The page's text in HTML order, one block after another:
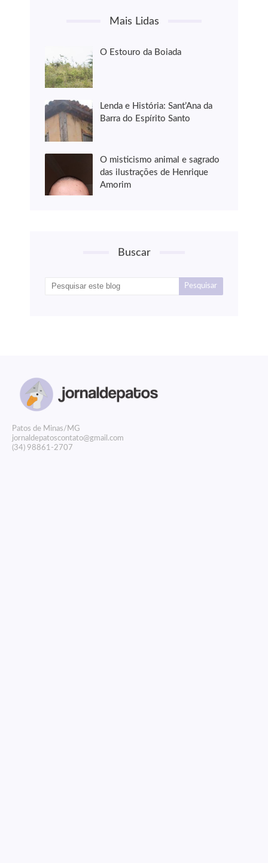
Mais Lidas
O Estouro da Boiada
Lenda e História: Sant’Ana da
Barra do Espírito Santo
O misticismo animal e sagrado
das ilustrações de Henrique
Amorim
Buscar
Patos de Minas/MG
jornaldepatoscontato@gmail.com
(34) 98861-2707